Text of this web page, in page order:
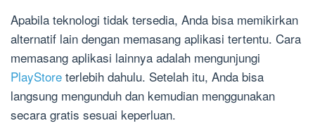
Apabila teknologi tidak tersedia, Anda bisa memikirkan
alternatif lain dengan memasang aplikasi tertentu. Cara
memasang aplikasi lainnya adalah mengunjungi
PlayStore terlebih dahulu. Setelah itu, Anda bisa
langsung mengunduh dan kemudian menggunakan
secara gratis sesuai keperluan.